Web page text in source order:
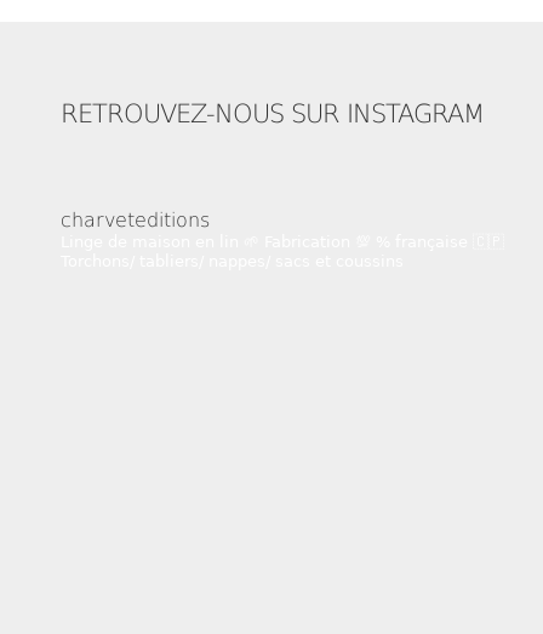
RETROUVEZ-NOUS SUR INSTAGRAM
charveteditions